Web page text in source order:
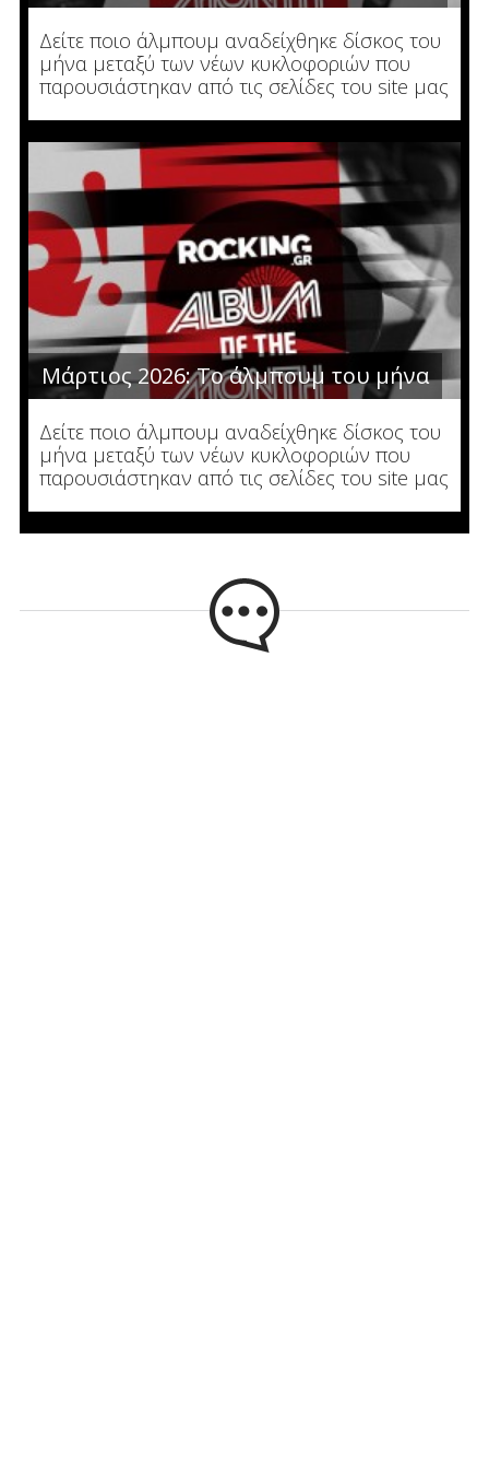
Δείτε ποιο άλμπουμ αναδείχθηκε δίσκος του
μήνα μεταξύ των νέων κυκλοφοριών που
παρουσιάστηκαν από τις σελίδες του site μας
Μάρτιος 2026: Το άλμπουμ του μήνα
Δείτε ποιο άλμπουμ αναδείχθηκε δίσκος του
μήνα μεταξύ των νέων κυκλοφοριών που
παρουσιάστηκαν από τις σελίδες του site μας